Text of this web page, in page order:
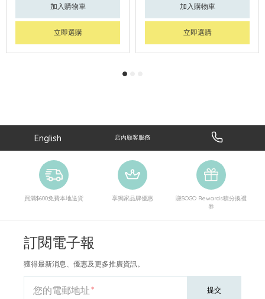
加入購物車
立即選購
加入購物車
立即選購
English 店內顧客服務
買滿$600免費本地送貨 享獨家品牌優惠
賺SOGO Rewards積分換禮
券
訂閱電子報
獲得最新消息、優惠及更多推廣資訊。
您的電郵地址 提交